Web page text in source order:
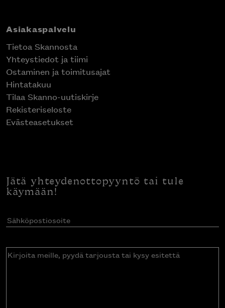
Asiakaspalvelu
Tietoa Skannosta
Yhteystiedot ja tiimi
Ostaminen ja toimitusajat
Hintatakuu
Tilaa Skanno-uutiskirje
Rekisteriseloste
Evästeasetukset
Jätä yhteydenottopyyntö tai tule
käymään!
Sähköpostiosoite(Pakollinen)
Kirjoita